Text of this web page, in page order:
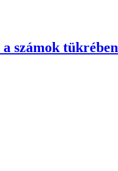
számok tükrében